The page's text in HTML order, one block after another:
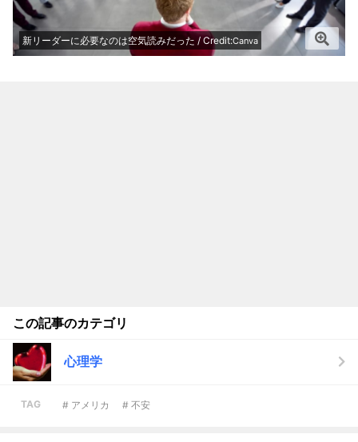
新リーダーに必要なのは空気読みだった / Credit:Canva
この記事のカテゴリ
心理学
TAG # アメリカ # 不安